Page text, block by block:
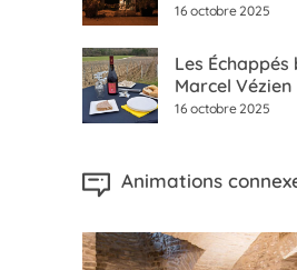
16 octobre 2025
Les Échappés
Marcel Vézien
16 octobre 2025
Animations